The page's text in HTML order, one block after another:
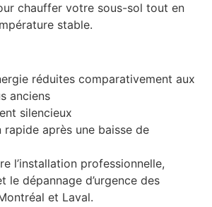
chauffer votre sous-sol tout en
stable.
réduites comparativement aux
anciens
silencieux
rapide après une baisse de
l’installation professionnelle,
le dépannage d’urgence des
et Laval.